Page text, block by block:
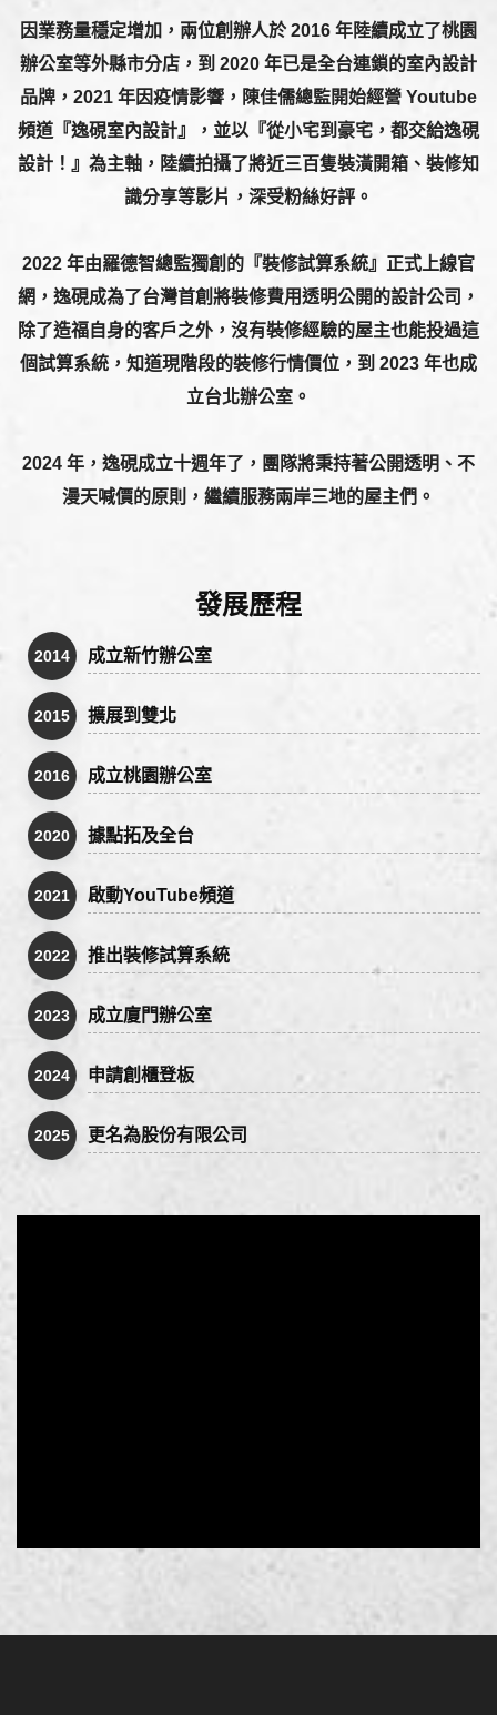
因業務量穩定增加，兩位創辦人於 2016 年陸續成立了桃園
辦公室等外縣市分店，到 2020 年已是全台連鎖的室內設計
品牌，2021 年因疫情影響，陳佳儒總監開始經營 Youtube
頻道『逸硯室內設計』，並以『從小宅到豪宅，都交給逸硯
設計！』為主軸，陸續拍攝了將近三百隻裝潢開箱、裝修知
識分享等影片，深受粉絲好評。
2022 年由羅德智總監獨創的『裝修試算系統』正式上線官
網，逸硯成為了台灣首創將裝修費用透明公開的設計公司，
除了造福自身的客戶之外，沒有裝修經驗的屋主也能投過這
個試算系統，知道現階段的裝修行情價位，到 2023 年也成
立台北辦公室。
2024 年，逸硯成立十週年了，團隊將秉持著公開透明、不
漫天喊價的原則，繼續服務兩岸三地的屋主們。
發展歷程
2014 成立新竹辦公室
2015 擴展到雙北
2016 成立桃園辦公室
2020 據點拓及全台
2021 啟動YouTube頻道
2022 推出裝修試算系統
2023 成立廈門辦公室
2024 申請創櫃登板
2025 更名為股份有限公司